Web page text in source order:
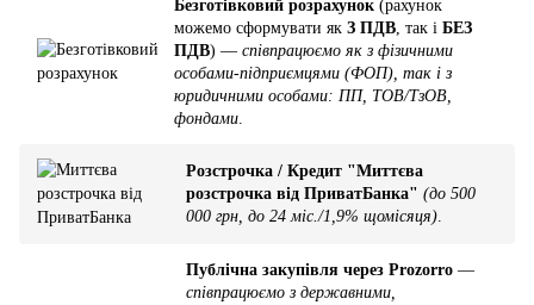
Безготівковий розрахунок (рахунок
можемо сформувати як З ПДВ , так і БЕЗ
ПДВ) — співпрацюємо як з фізичними
особами-підприємцями (ФОП), так і з
юридичними особами: ПП, ТОВ/ТзОВ,
фондами
Розстрочка / Кредит "Миттєва
розстрочка від ПриватБанка" (до 500
000 грн, до 24 міс./1,9% щомісяця).
Публічна закупівля через Prozorro —
співпрацюємо з державними,